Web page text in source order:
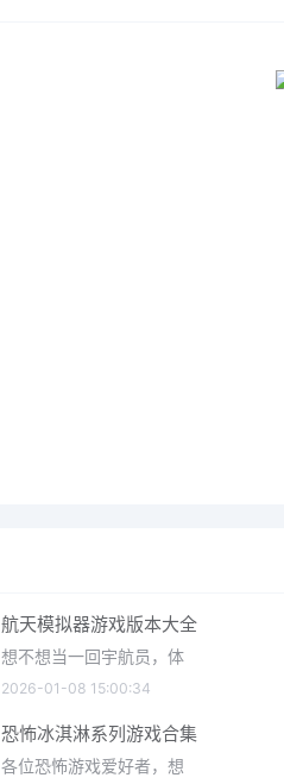
航天模拟器游戏版本大全
想不想当一回宇航员，体
2026-01-08 15:00:34
恐怖冰淇淋系列游戏合集
各位恐怖游戏爱好者，想